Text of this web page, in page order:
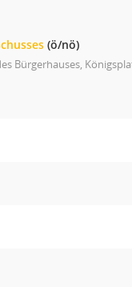
(ö/nö)
Bürgerhauses,